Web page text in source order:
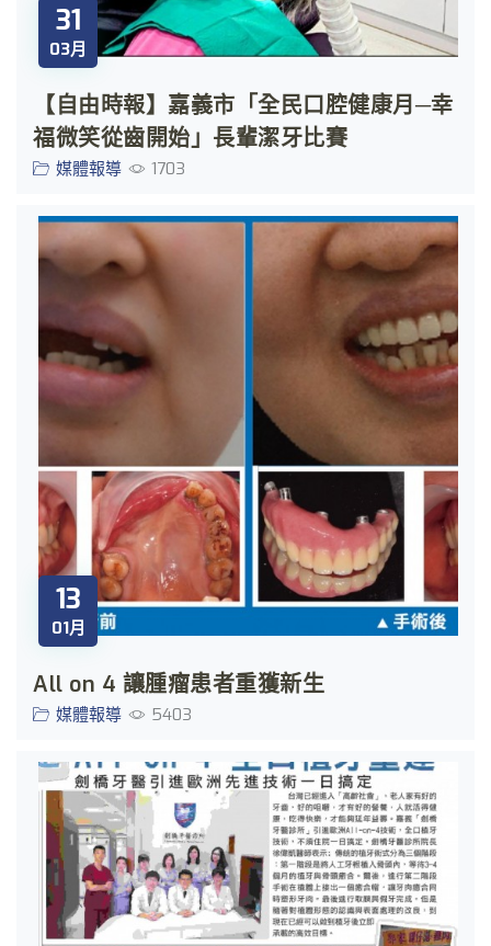
31
03月
【自由時報】嘉義市「全民口腔健康月─幸
福微笑從齒開始」長輩潔牙比賽
媒體報導 1703
13
01月
All on 4 讓腫瘤患者重獲新生
媒體報導 5403